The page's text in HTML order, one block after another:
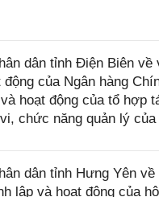
dân tỉnh Điện Biên
của Ngân hàng
hoạt động của tổ hợp
chức năng quản lý
dân tỉnh Hưng Yên
lập và hoạt động của